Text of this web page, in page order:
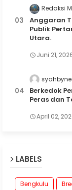
Redaksi
Anggaran
Publik
Utara.
Juni 21,
Berkedok
Peras dan
April 02,
LABELS
Bengkulu